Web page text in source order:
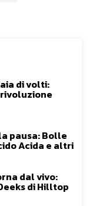
di volti:
pausa: Bolle
Acida e altri
dal vivo:
di Hilltop